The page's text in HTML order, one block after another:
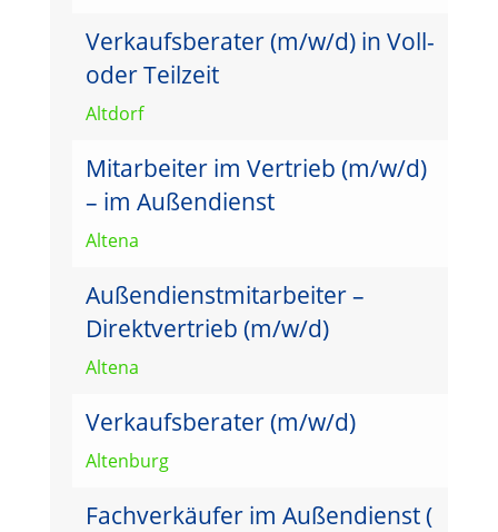
Verkaufsberater (m/w/d) in Voll-
oder Teilzeit
Altdorf
Mitarbeiter im Vertrieb (m/w/d)
– im Außendienst
Altena
Außendienstmitarbeiter –
Direktvertrieb (m/w/d)
Altena
Verkaufsberater (m/w/d)
Altenburg
Fachverkäufer im Außendienst (